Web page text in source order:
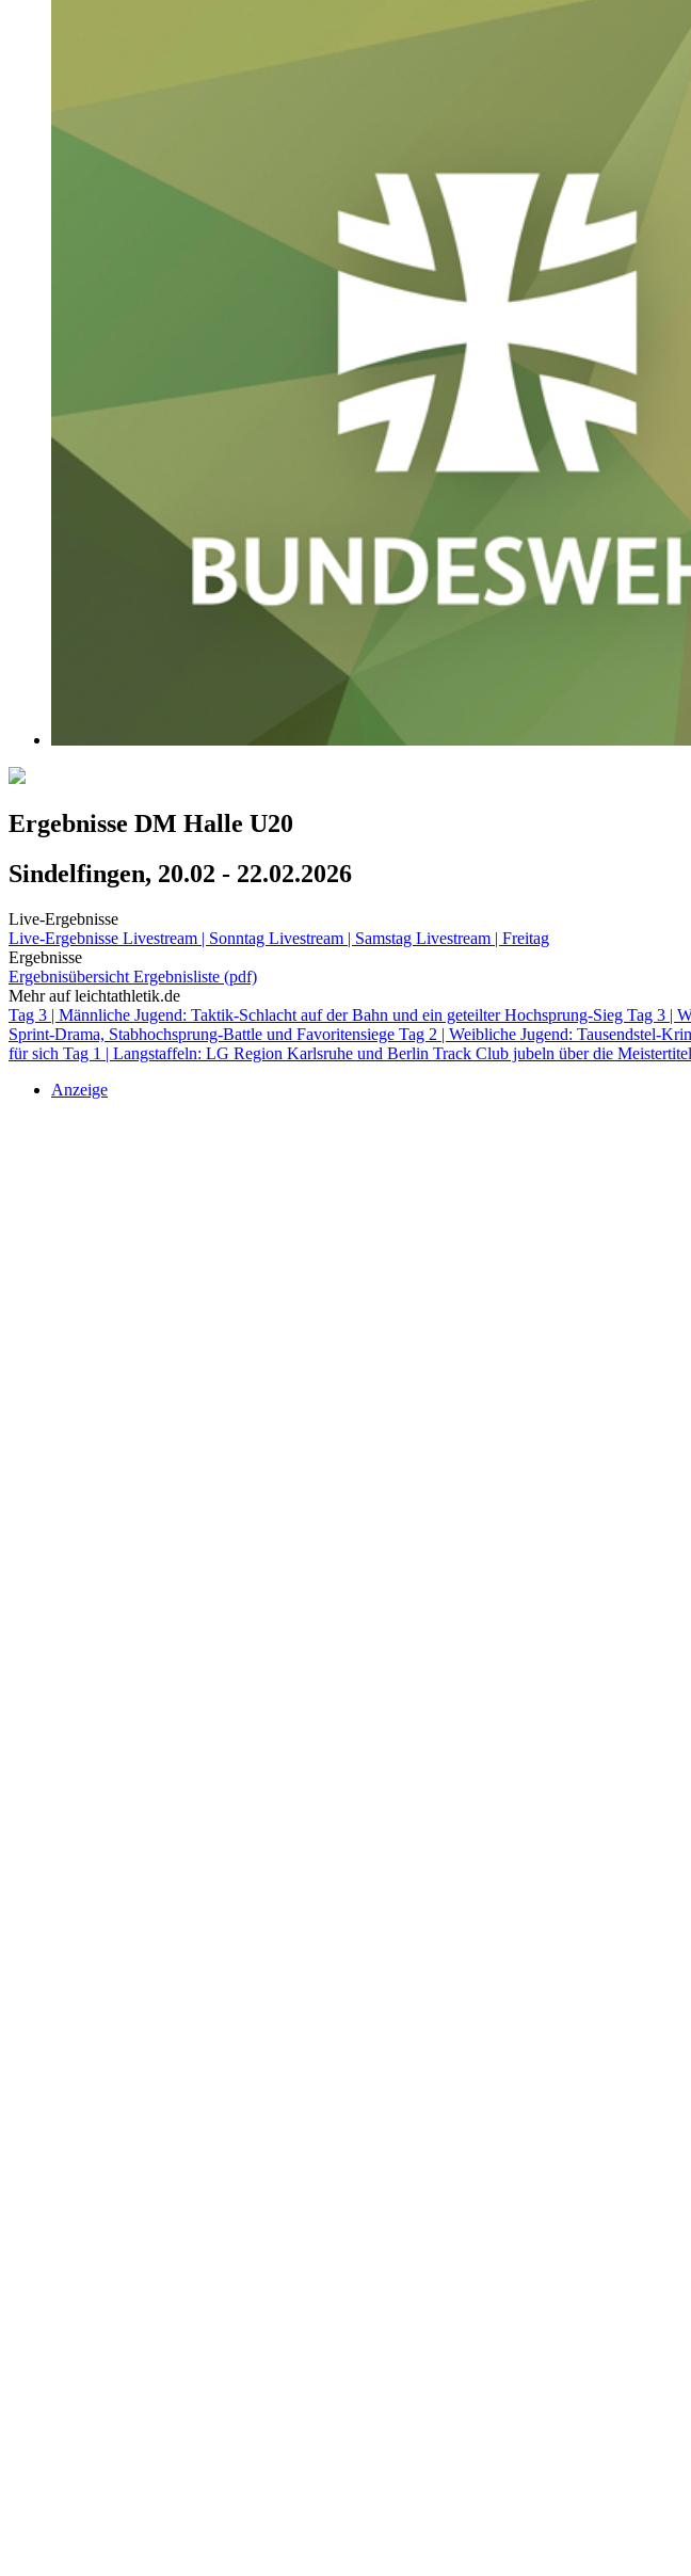
Ergebnisse DM Halle U20
Sindelfingen, 20.02 - 22.02.2026
Live-Ergebnisse
Live-Ergebnisse Livestream | Sonntag Livestream | Samstag Livestream | Freitag
Ergebnisse
Ergebnisübersicht Ergebnisliste (pdf)
Mehr auf leichtathletik.de
Tag 3 | Männliche Jugend: Taktik-Schlacht auf der Bahn und ein geteilter Hochsprung-Sieg Tag 3 |
Sprint-Drama, Stabhochsprung-Battle und Favoritensiege Tag 2 | Weibliche Jugend: Tausendstel-
für sich Tag 1 | Langstaffeln: LG Region Karlsruhe und Berlin Track Club jubeln über die Meistertitel
Anzeige